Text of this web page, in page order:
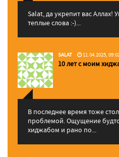
Salat, да укрепит вас Аллаx!
теплые слова :-)...
SALAT 11.04.2025,
10 лет с моим
В последнее время тоже
проблемой. Ощущение
хиджабом и рано по...